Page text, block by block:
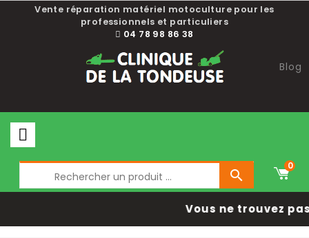
Vente réparation matériel motoculture pour les
professionnels et particuliers
04 78 98 86 38
Blog

0
Vous ne trouvez